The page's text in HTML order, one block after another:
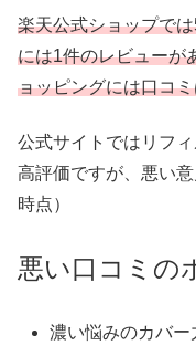
楽天公式ショップで
には1件のレビューが
ョッピングには口コ
公式サイトではリフ
高評価ですが、悪い
時点）
悪い口コミの
濃い悩みのカバー